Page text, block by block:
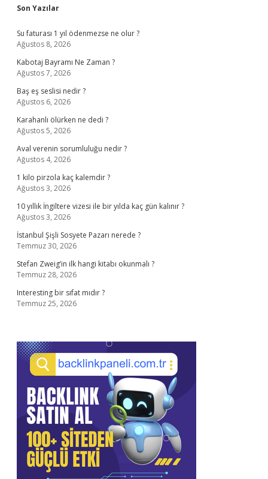
Sidebar
Son Yazılar
Su faturası 1 yıl ödenmezse ne olur ?
Ağustos 8, 2026
Kabotaj Bayramı Ne Zaman ?
Ağustos 7, 2026
Baş eş seslisi nedir ?
Ağustos 6, 2026
Karahanlı ölürken ne dedi ?
Ağustos 5, 2026
Aval verenin sorumluluğu nedir ?
Ağustos 4, 2026
1 kilo pirzola kaç kalemdir ?
Ağustos 3, 2026
10 yıllık İngiltere vizesi ile bir yılda kaç gün kalınır ?
Ağustos 3, 2026
İstanbul Şişli Sosyete Pazarı nerede ?
Temmuz 30, 2026
Stefan Zweig’in ilk hangi kitabı okunmalı ?
Temmuz 28, 2026
Interesting bir sıfat mıdır ?
Temmuz 25, 2026